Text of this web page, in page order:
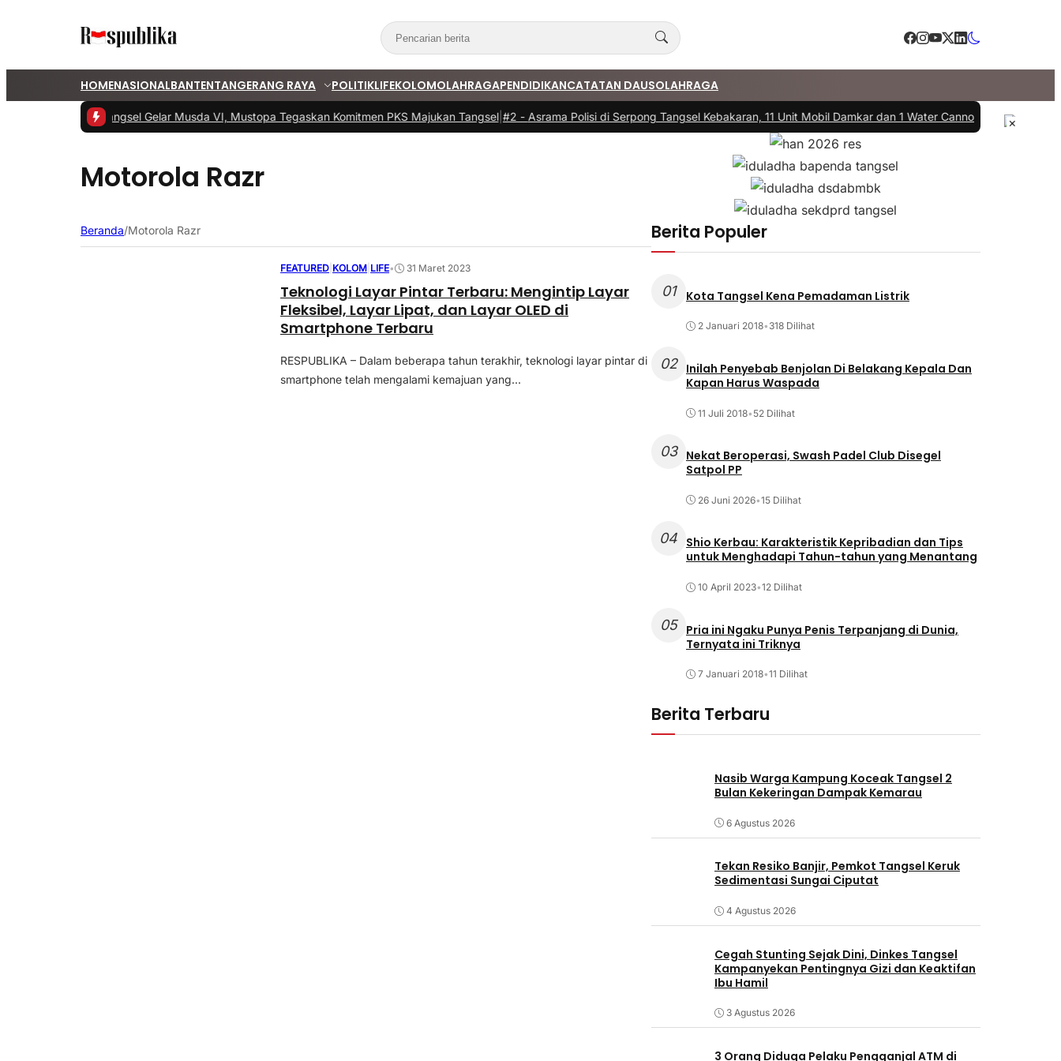
HOMENASIONALBANTENTANGERANG RAYA POLITIKLIFEKOLOMOLAHRAGAPENDIDIKANCATATAN DAUSOLAHRAGA
PKS Tangsel Gelar Musda VI, Mustopa Tegaskan Komitmen PKS Majukan Tangsel|#2 - Asrama Polisi di Serpong Tangsel Kebakaran, 11 Unit Mobil Damkar dan 1 Water Cannon Diterjunkan
Motorola Razr
Beranda/Motorola Razr
FEATURED KOLOM LIFE• 31 Maret 2023
Teknologi Layar Pintar Terbaru: Mengintip Layar
Fleksibel, Layar Lipat, dan Layar OLED di
Smartphone Terbaru
RESPUBLIKA – Dalam beberapa tahun terakhir, teknologi layar pintar di
smartphone telah mengalami kemajuan yang...
Berita Populer
01 Kota Tangsel Kena Pemadaman Listrik
2 Januari 2018• 318 Dilihat
02
Inilah Penyebab Benjolan Di Belakang Kepala Dan
Kapan Harus Waspada
11 Juli 2018• 52 Dilihat
03
Nekat Beroperasi, Swash Padel Club Disegel
Satpol PP
26 Juni 2026•15 Dilihat
04 Shio Kerbau: Karakteristik Kepribadian dan Tips
untuk Menghadapi Tahun-tahun yang Menantang
10 April 2023•12 Dilihat
05
Pria ini Ngaku Punya Penis Terpanjang di Dunia,
Ternyata ini Triknya
7 Januari 2018•11 Dilihat
Berita Terbaru
Nasib Warga Kampung Koceak Tangsel 2
Bulan Kekeringan Dampak Kemarau
6 Agustus 2026
Tekan Resiko Banjir, Pemkot Tangsel Keruk
Sedimentasi Sungai Ciputat
4 Agustus 2026
Cegah Stunting Sejak Dini, Dinkes Tangsel
Kampanyekan Pentingnya Gizi dan Keaktifan
Ibu Hamil
3 Agustus 2026
3 Orang Diduga Pelaku Pengganjal ATM di
×